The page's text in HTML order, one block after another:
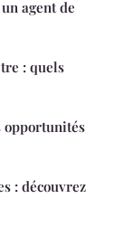
agent de
: quels
: découvrez